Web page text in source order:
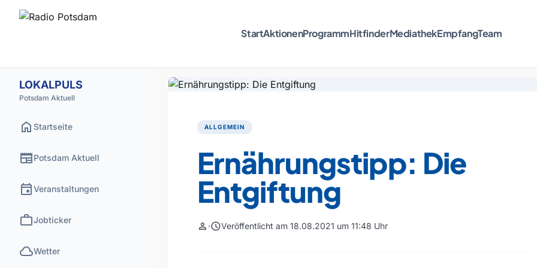
StartAktionenProgrammHitfinderMediathekEmpfangTeam
LOKALPULS
Potsdam Aktuell
home Startseite
newspaperPotsdam Aktuell
eventVeranstaltungen
workJobticker
cloudWetter
ALLGEMEIN
Ernährungstipp: Die
Entgiftung
person scheduleVeröffentlicht am 18.08.2021 um 11:48 Uhr